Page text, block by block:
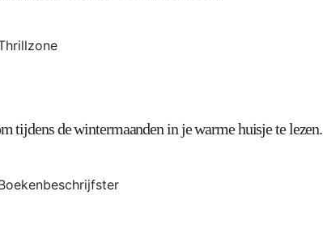
tijdens de wintermaanden in je warme huisje te lezen.